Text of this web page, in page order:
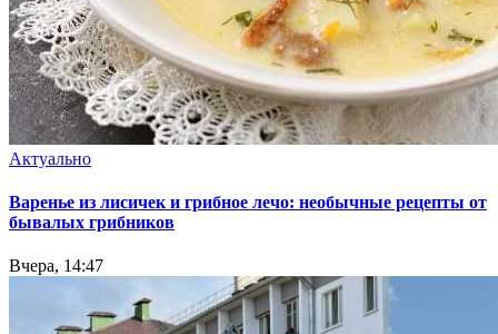
Актуально
Варенье из лисичек и грибное лечо: необычные рецепты от
бывалых грибников
Вчера, 14:47